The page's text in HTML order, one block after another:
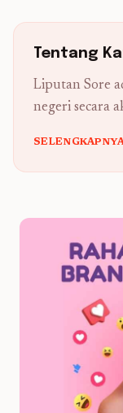
Tentang
Liputan Sore
negeri secara